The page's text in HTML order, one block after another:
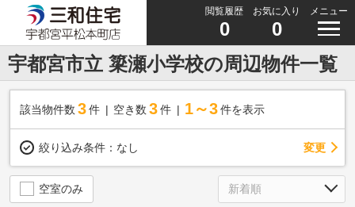
閲覧履歴
0
お気に入り
0
メニュー
宇都宮市立 簗瀬小学校の周辺物件一覧
該当物件数 3件 空き数 3 件 1～3 件を表示
絞り込み条件： なし 変更
空室のみ